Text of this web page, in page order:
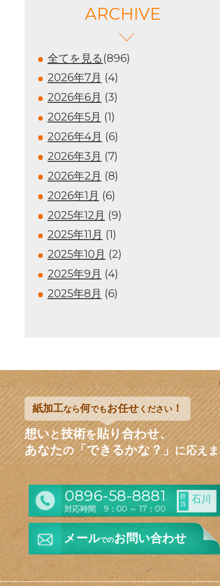
ARCHIVE
全てを見る (896)
2026年7月 (4)
2026年6月 (3)
2026年5月 (1)
2026年4月 (6)
2026年3月 (7)
2026年2月 (8)
2026年1月 (6)
2025年12月 (9)
2025年11月 (1)
2025年10月 (2)
2025年9月 (4)
2025年8月 (6)
紙加工なら何でもお任せください！
想いと技術を貼り合わせ、
あなたの「できるかな？」に応え
0896-58-8881
対応時間 9：00 ～ 17：00
担
当
石川
メールでのお問い合わせ